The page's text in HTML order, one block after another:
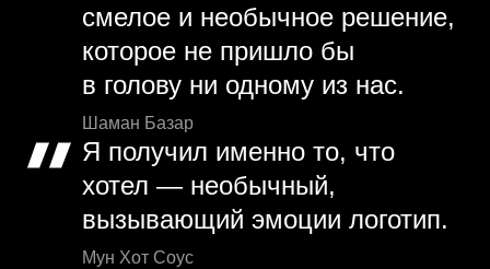
смелое и необычное решение,
которое не пришло бы
в голову ни одному из нас.
Шаман Базар
Я получил именно то, что
хотел — необычный,
вызывающий эмоции логотип.
Мун Хот Соус